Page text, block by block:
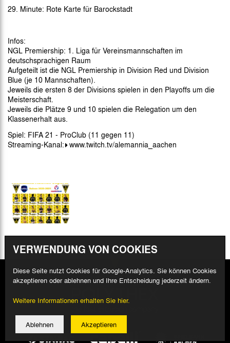
29. Minute: Rote Karte für Barockstadt
Infos:
NGL Premiership: 1. Liga für Vereinsmannschaften im
deutschsprachigen Raum
Aufgeteilt ist die NGL Premiership in Division Red und Division
Blue (je 10 Mannschaften).
Jeweils die ersten 8 der Divisions spielen in den Playoffs um die
Meisterschaft.
Jeweils die Plätze 9 und 10 spielen die Relegation um den
Klassenerhalt aus.
Spiel: FIFA 21 - ProClub (11 gegen 11)
Streaming-Kanal: www.twitch.tv/alemannia_aachen
VERWENDUNG VON COOKIES
Diese Seite nutzt Cookies für Google-Analytics. Sie können Cookies
akzeptieren oder ablehnen und Ihre Entscheidung jederzeit ändern.
Weitere Informationen erhalten Sie hier.
Ablehnen Akzeptieren